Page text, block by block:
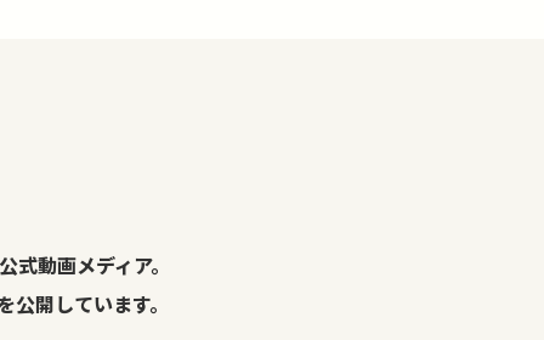
式動画メディア。
開しています。